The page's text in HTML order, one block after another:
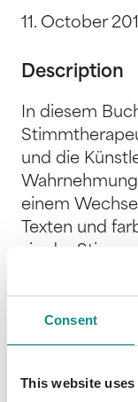
Consent
This website
11. October
Description
In diesem
und die
einem
Texten und
sie der
Menschen,
einem Chor
Stimme
die Anatomie,
um die eigene